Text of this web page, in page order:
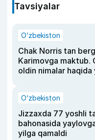
Tavsiyalar
O‘zbekiston
Chak Norris tan
Karimovga maktub.
oldin nimalar haqida
O‘zbekiston
Jizzaxda 77 yoshli
bahonasida
yilga qamaldi